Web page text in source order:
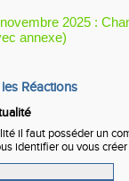
2025 :
annexe)
les Réactions
il faut posséder un
identifier ou vous